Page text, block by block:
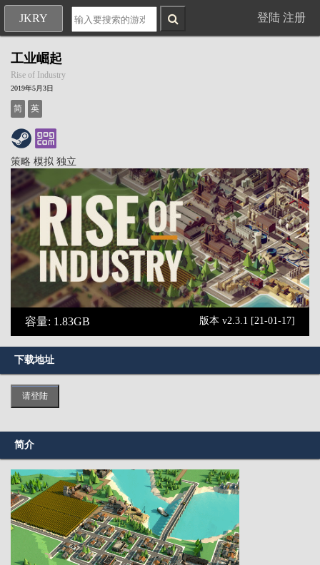
JKRY 登陆 注册
工业崛起
Rise of Industry
2019年5月3日
简 英
策略 模拟 独立
容量: 1.83GB 版本 v2.3.1 [21-01-17]
下载地址
请登陆
简介